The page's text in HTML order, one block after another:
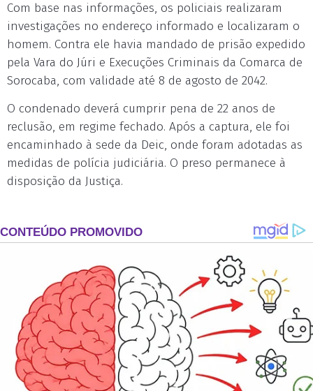
Com base nas informações, os policiais realizaram
investigações no endereço informado e localizaram o
homem. Contra ele havia mandado de prisão expedido
pela Vara do Júri e Execuções Criminais da Comarca de
Sorocaba, com validade até 8 de agosto de 2042.
O condenado deverá cumprir pena de 22 anos de
reclusão, em regime fechado. Após a captura, ele foi
encaminhado à sede da Deic, onde foram adotadas as
medidas de polícia judiciária. O preso permanece à
disposição da Justiça.